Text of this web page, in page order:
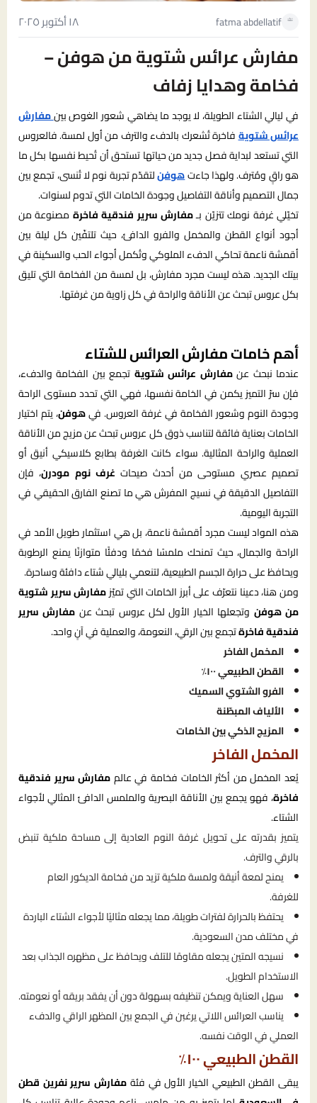
fatma abdellatif ١٨ أكتوبر ٢٠٢٥
مفارش عرائس شتوية من هوفن –
فخامة وهدايا زفاف
في ليالي الشتاء الطويلة، لا يوجد ما يضاهي شعور الغوص بينمفارش
عرائس شتويةفاخرة تُشعرك بالدفء والترف من أول لمسة. فالعروس
التي تستعد لبداية فصل جديد من حياتها تستحق أن تُحيط نفسها بكل ما
هو راقٍ ومُترف. ولهذا جاءتهوفنلتقدّم تجربة نوم لا تُنسى، تجمع بين
جمال التصميم وأناقة التفاصيل وجودة الخامات التي تدوم لسنوات.
تخيّلي غرفة نومك تتزيّن بـمفارش سرير فندقية فاخرة مصنوعة من
أجود أنواع القطن والمخمل والفرو الدافئ، حيث تلتفّين كل ليلة بين
أقمشة ناعمة تحاكي الدفء الملوكي وتُكمل أجواء الحب والسكينة في
بيتك الجديد. هذه ليست مجرد مفارش، بل لمسة من الفخامة التي تليق
بكل عروس تبحث عن الأناقة والراحة في كل زاوية من غرفتها.
أهم خامات مفارش العرائس للشتاء
عندما نبحث عنمفارش عرائس شتوية تجمع بين الفخامة والدفء،
فإن سرّ التميز يكمن في الخامة نفسها، فهي التي تحدد مستوى الراحة
وجودة النوم وشعور الفخامة في غرفة العروس. فيهوفن، يتم اختيار
الخامات بعناية فائقة لتناسب ذوق كل عروس تبحث عن مزيج من الأناقة
العملية والراحة المثالية. سواء كانت الغرفة بطابع كلاسيكي أنيق أو
تصميم عصري مستوحى من أحدث صيحات غرف نوم مودرن، فإن
التفاصيل الدقيقة في نسيج المفرش هي ما تصنع الفارق الحقيقي في
التجربة اليومية.
هذه المواد ليست مجرد أقمشة ناعمة، بل هي استثمار طويل الأمد في
الراحة والجمال، حيث تمنحك ملمسًا فخمًا ودفئًا متوازنًا يمنع الرطوبة
ويحافظ على حرارة الجسم الطبيعية، لتنعمي بليالي شتاء دافئة وساحرة.
ومن هنا، دعينا نتعرّف على أبرز الخامات التي تميّزمفارش سرير شتوية
من هوفن وتجعلها الخيار الأول لكل عروس تبحث عن مفارش سرير
فندقية فاخرةتجمع بين الرقي، النعومة، والعملية في آنٍ واحد.
المخمل الفاخر
القطن الطبيعي ١٠٠٪
الفرو الشتوي السميك
الألياف المبطّنة
المزيج الذكي بين الخامات
المخمل الفاخر
يُعد المخمل من أكثر الخامات فخامة في عالممفارش سرير فندقية
فاخرة، فهو يجمع بين الأناقة البصرية والملمس الدافئ المثالي لأجواء
الشتاء.
يتميز بقدرته على تحويل غرفة النوم العادية إلى مساحة ملكية تنبض
بالرقي والترف.
يمنح لمعة أنيقة ولمسة ملكية تزيد من فخامة الديكور العام
للغرفة.
يحتفظ بالحرارة لفترات طويلة، مما يجعله مثاليًا لأجواء الشتاء الباردة
في مختلف مدن السعودية.
نسيجه المتين يجعله مقاومًا للتلف ويحافظ على مظهره الجذاب بعد
الاستخدام الطويل.
سهل العناية ويمكن تنظيفه بسهولة دون أن يفقد بريقه أو نعومته.
يناسب العرائس اللاتي يرغبن في الجمع بين المظهر الراقي والدفء
العملي في الوقت نفسه.
القطن الطبيعي ١٠٠٪
يبقى القطن الطبيعي الخيار الأول في فئةمفارش سرير نفرين قطن